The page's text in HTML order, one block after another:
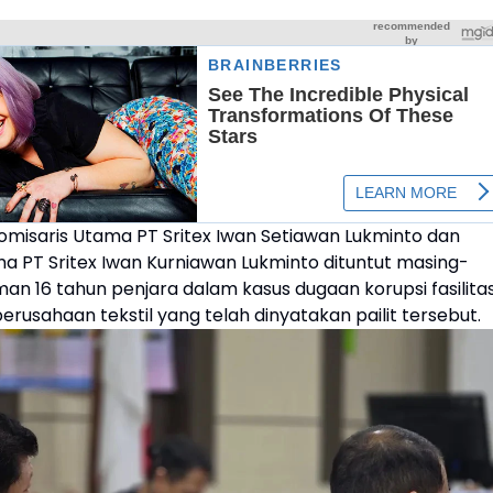
Utama PT Sritex Iwan Setiawan Lukminto dan
PT Sritex Iwan Kurniawan Lukminto dituntut masing-
16 tahun penjara dalam kasus dugaan korupsi
tekstil yang telah dinyatakan pailit tersebut.